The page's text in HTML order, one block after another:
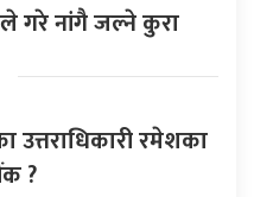
गरे नांगै जल्ने कुरा
उत्तराधिकारी रमेशका
?